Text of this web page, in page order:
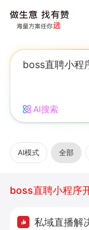
AI搜索
AI模式 全部
boss直聘小程序
私域直播解